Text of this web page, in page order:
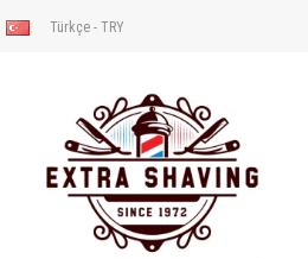
Türkçe - TRY